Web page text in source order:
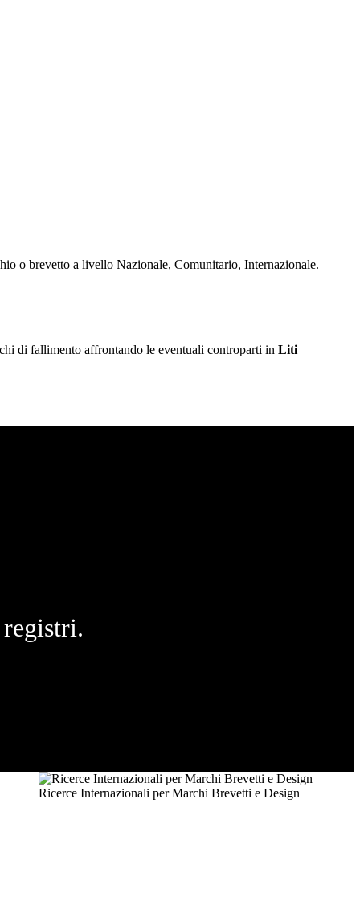
o brevetto a livello Nazionale, Comunitario, Internazionale.
di fallimento affrontando le eventuali controparti in Liti
Ricerce Internazionali per Marchi Brevetti e Design